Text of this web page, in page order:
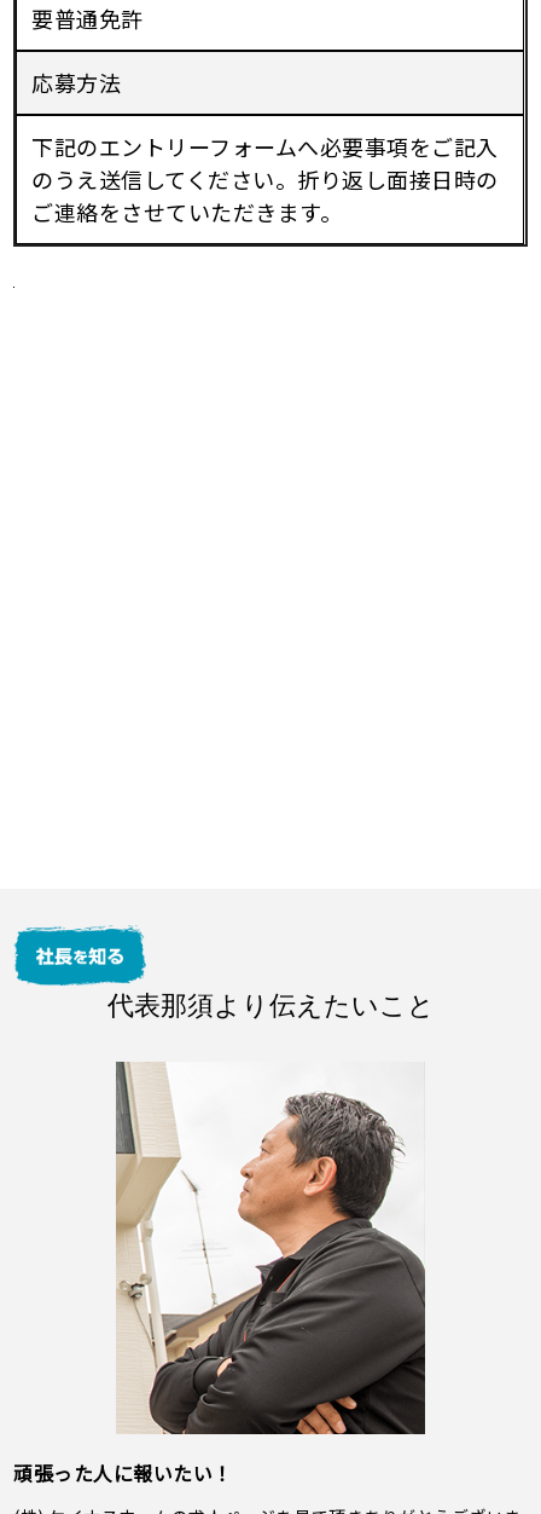
要普通免許
応募方法
下記のエントリーフォームへ必要事項をご記入
のうえ送信してください。折り返し面接日時の
ご連絡をさせていただきます。
代表那須より伝えたいこと
頑張った人に報いたい！